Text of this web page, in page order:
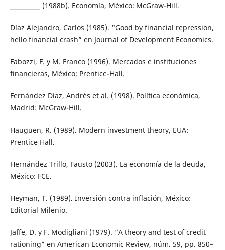
__________ (1988b). Economía, México: McGraw-Hill.
Díaz Alejandro, Carlos (1985). “Good by financial repression,
hello financial crash” en Journal of Development Economics.
Fabozzi, F. y M. Franco (1996). Mercados e instituciones
financieras, México: Prentice-Hall.
Fernández Díaz, Andrés et al. (1998). Política económica,
Madrid: McGraw-Hill.
Hauguen, R. (1989). Modern investment theory, EUA:
Prentice Hall.
Hernández Trillo, Fausto (2003). La economía de la deuda,
México: FCE.
Heyman, T. (1989). Inversión contra inflación, México:
Editorial Milenio.
Jaffe, D. y F. Modigliani (1979). “A theory and test of credit
rationing” en American Economic Review, núm. 59, pp. 850–